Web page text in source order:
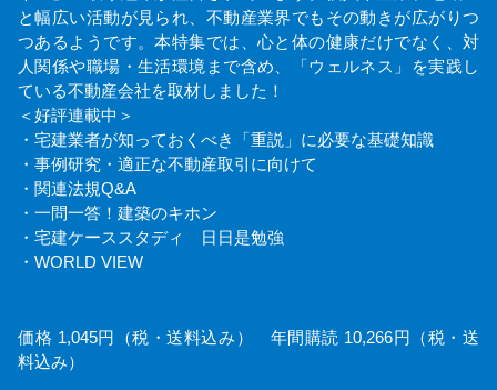
と幅広い活動が見られ、不動産業界でもその動きが広がりつ
つあるようです。本特集では、心と体の健康だけでなく、対
人関係や職場・生活環境まで含め、「ウェルネス」を実践し
ている不動産会社を取材しました！
＜好評連載中＞
・宅建業者が知っておくべき「重説」に必要な基礎知識
・事例研究・適正な不動産取引に向けて
・関連法規Q&A
・一問一答！建築のキホン
・宅建ケーススタディ 日日是勉強
・WORLD VIEW
価格 1,045円（税・送料込み） 年間購読 10,266円（税・送
料込み）